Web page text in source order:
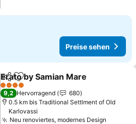
Preise sehen
TeilenZu Favoriten hinzufügen
Erato by Samian Mare
4 Sterne
9,2 Hervorragend
680
0.5 km bis Traditional Settlment of Old
Karlovassi
Neu renoviertes, modernes Design